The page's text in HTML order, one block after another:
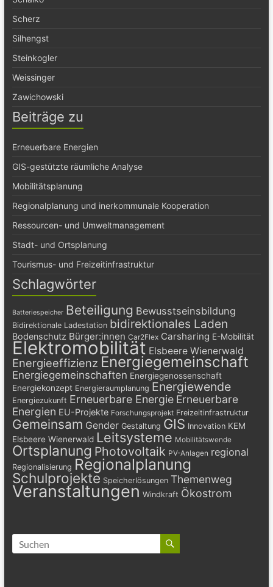
Scherz
Silhengst
Steinkogler
Weissinger
Zawichowski
Beiträge zu
Erneuerbare Energien
GIS-gestützte räumliche Analyse
Mobilitätsplanung
Regionalplanung und inerkommunale Kooperation
Ressourcen- und Umweltmanagement
Stadt- und Ortsplanung
Tourismus- und Freizeitinfrastruktur
Schlagwörter
Batteriespeicher Beteiligung Bewusstseinsbildung
Bidirektionale Ladestation bidirektionales Laden
Bodenschutz Bürger:innen Car2Flex Carsharing E-Mobilität
Elektromobilität Elsbeere Wienerwald
Energieeffizienz Energiegemeinschaft
Energiegemeinschaften Energiegenossenschaft
Energiekonzept Energieraumplanung Energiewende
Energiezukunft Erneuerbare Energie Erneuerbare
Energien EU-Projekte Forschungsprojekt Freizeitinfrastruktur
Gemeinsam Gender Gestaltung GIS Innovation KEM
Elsbeere Wienerwald Leitsysteme Mobilitätswende
Ortsplanung Photovoltaik PV-Anlagen regional
Regionalisierung Regionalplanung
Schulprojekte Speicherlösungen Themenweg
Veranstaltungen Windkraft Ökostrom